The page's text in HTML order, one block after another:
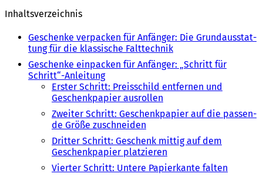
Inhalts­ver­zeich­nis
Geschen­ke verpa­cken für Anfän­ger: Die Grund­aus­stat­
tung für die klas­si­sche Falt­tech­nik
Geschen­ke einpa­cken für Anfän­ger: „Schritt für
Schritt“-Anleitung
Erster Schritt: Preis­schild entfer­nen und
Geschenk­pa­pier ausrol­len
Zwei­ter Schritt: Geschenk­pa­pier auf die passen­
de Größe zuschnei­den
Drit­ter Schritt: Geschenk mittig auf dem
Geschenk­pa­pier plat­zie­ren
Vier­ter Schritt: Unte­re Papier­kan­te falten